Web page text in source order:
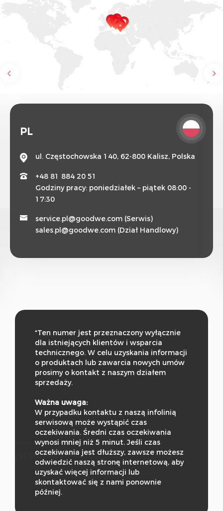
PL
ul. Częstochowska 140, 62-800 Kalisz, Polska
+48 81 884 20 51
Godziny pracy: poniedziałek – piątek 08:00 -
17:30
service.pl@goodwe.com (Serwis)
sales.pl@goodwe.com (Dział Handlowy)
*Ten numer jest przeznaczony wyłącznie
dla istniejących klientów i wsparcia
technicznego. W celu uzyskania informacji
o produktach lub zawarcia nowych umów
prosimy o kontakt z naszym działem
sprzedaży.
Ważna uwaga:
W przypadku kontaktu z naszą infolinią
serwisową może wystąpić czas
oczekiwania. Średni czas oczekiwania
wynosi mniej niż 5 minut. Jeśli czas
oczekiwania jest dłuższy, zawsze możesz
odwiedzić naszą stronę internetową, aby
uzyskać więcej informacji lub
skontaktować się z nami ponownie
później.